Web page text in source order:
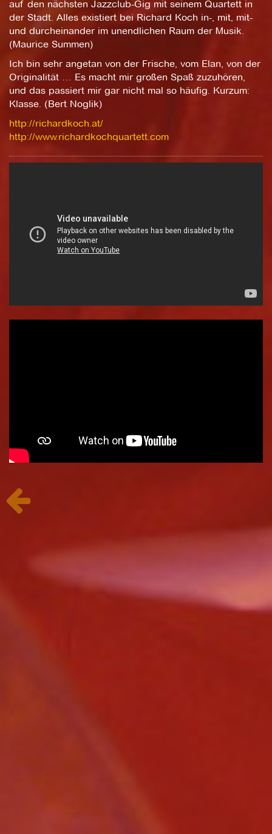
auf den nächsten Jazzclub-Gig mit seinem Quartett in
der Stadt. Alles existiert bei Richard Koch in-, mit, mit-
und durcheinander im unendlichen Raum der Musik.
(Maurice Summen)
Ich bin sehr angetan von der Frische, vom Elan, von der
Originalität … Es macht mir großen Spaß zuzuhören,
und das passiert mir gar nicht mal so häufig. Kurzum:
Klasse. (Bert Noglik)
http://richardkoch.at/
http://www.richardkochquartett.com